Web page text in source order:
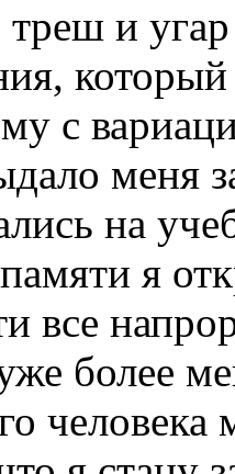
и угар
с
меня
на
я
все
более